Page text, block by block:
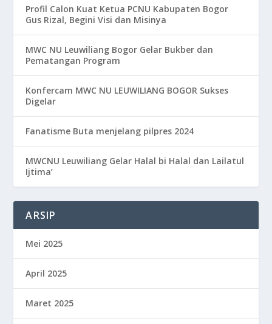
Profil Calon Kuat Ketua PCNU Kabupaten Bogor
Gus Rizal, Begini Visi dan Misinya
MWC NU Leuwiliang Bogor Gelar Bukber dan
Pematangan Program
Konfercam MWC NU LEUWILIANG BOGOR Sukses
Digelar
Fanatisme Buta menjelang pilpres 2024
MWCNU Leuwiliang Gelar Halal bi Halal dan Lailatul
Ijtima’
ARSIP
Mei 2025
April 2025
Maret 2025